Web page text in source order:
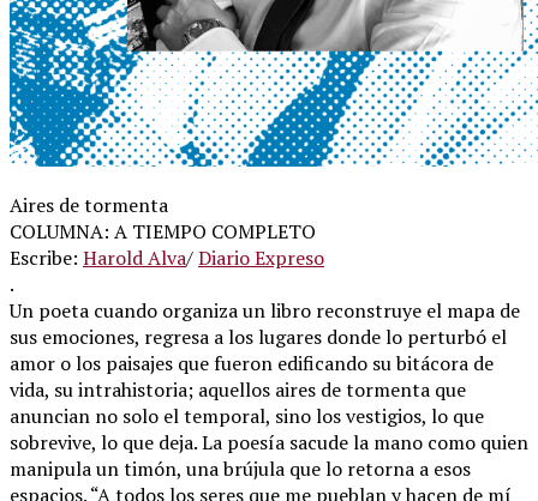
Aires de tormenta
COLUMNA: A TIEMPO COMPLETO
Escribe: Harold Alva/Diario Expreso
.
Un poeta cuando organiza un libro reconstruye el mapa de
sus emociones, regresa a los lugares donde lo perturbó el
amor o los paisajes que fueron edificando su bitácora de
vida, su intrahistoria; aquellos aires de tormenta que
anuncian no solo el temporal, sino los vestigios, lo que
sobrevive, lo que deja. La poesía sacude la mano como quien
manipula un timón, una brújula que lo retorna a esos
espacios. “A todos los seres que me pueblan y hacen de mí